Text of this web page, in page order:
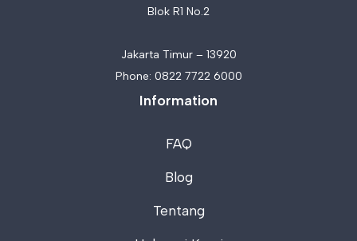
Blok R1 No.2
Jakarta Timur – 13920
Phone: 0822 7722 6000
Information
FAQ
Blog
Tentang